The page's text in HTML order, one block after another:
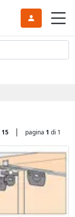
15 | pagina 1 di 1